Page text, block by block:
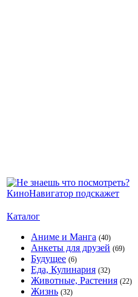
Каталог
Аниме и Манга (40)
Анкеты для друзей (69)
Будущее (6)
Еда, Кулинария (32)
Животные, Растения (22)
Жизнь (32)